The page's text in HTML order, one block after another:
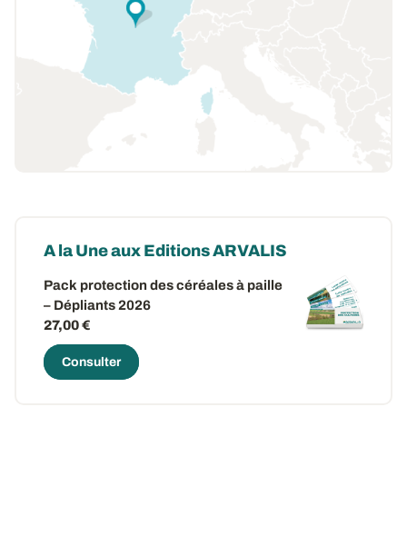
A la Une aux Editions ARVALIS
Pack protection des céréales à paille
– Dépliants 2026
27,00 €
Consulter